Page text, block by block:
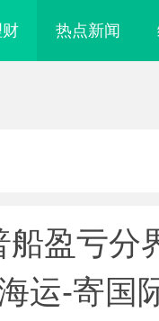
热点新闻
船盈亏分
运-寄国